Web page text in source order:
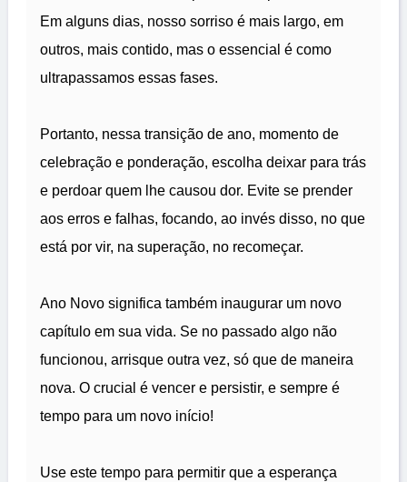
Em alguns dias, nosso sorriso é mais largo, em
outros, mais contido, mas o essencial é como
ultrapassamos essas fases.
Portanto, nessa transição de ano, momento de
celebração e ponderação, escolha deixar para trás
e perdoar quem lhe causou dor. Evite se prender
aos erros e falhas, focando, ao invés disso, no que
está por vir, na superação, no recomeçar.
Ano Novo significa também inaugurar um novo
capítulo em sua vida. Se no passado algo não
funcionou, arrisque outra vez, só que de maneira
nova. O crucial é vencer e persistir, e sempre é
tempo para um novo início!
Use este tempo para permitir que a esperança